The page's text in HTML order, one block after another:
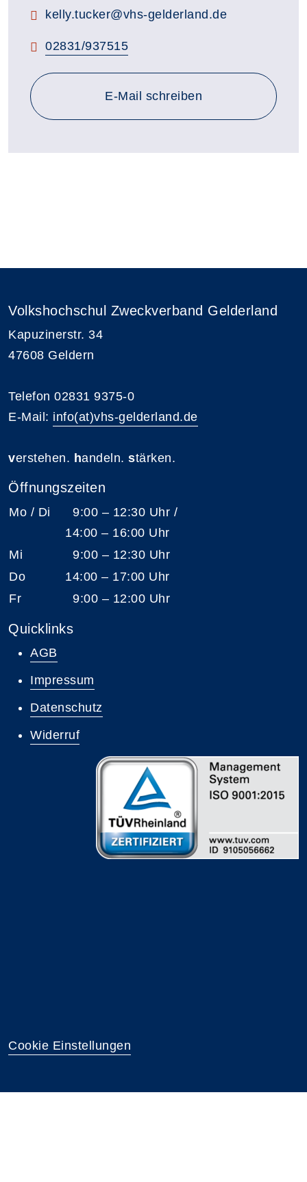
E-Mail:
kelly.tucker@vhs-gelderland.de
Telefon:
02831/937515
E-Mail schreiben
Volkshochschul Zweckverband Gelderland
Kapuzinerstr. 34
47608 Geldern
Telefon 02831 9375-0
E-Mail: info(at)vhs-gelderland.de
verstehen. handeln. stärken.
Öffnungszeiten
Mo / Di
9:00 – 12:30 Uhr /
14:00 – 16:00 Uhr
Mi
9:00 – 12:30 Uhr
Do
14:00 – 17:00 Uhr
Fr
9:00 – 12:00 Uhr
Quicklinks
AGB
Impressum
Datenschutz
Widerruf
Cookie Einstellungen